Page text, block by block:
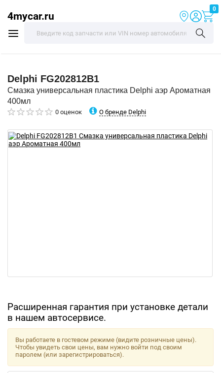
4mycar.ru
0
Delphi FG202812B1
Смазка универсальная пластика Delphi аэр Ароматная
400мл
0 оценок О бренде Delphi
Расширенная гарантия при установке детали
в нашем автосервисе.
Вы работаете в гостевом режиме (видите розничные цены).
Чтобы увидеть свои цены, вам нужно войти под своим
паролем (или зарегистрироваться).